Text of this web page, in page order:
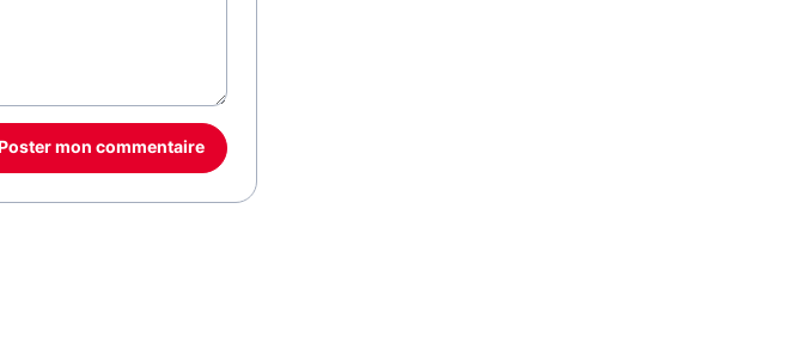
Poster mon commentaire